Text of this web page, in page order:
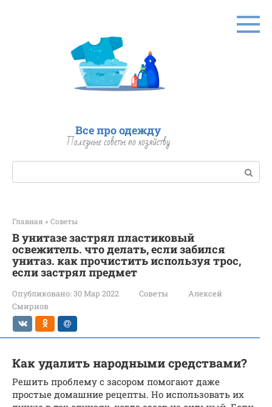
Все про одежду
Полезные советы по хозяйству
Поиск:
Главная » Советы
В унитазе застрял пластиковый
освежитель. что делать, если забился
унитаз. как прочистить используя трос,
если застрял предмет
Опубликовано: 30 Мар 2022 Советы
Алексей
Смирнов
Как удалить народными средствами?
Решить проблему с засором помогают даже
простые домашние рецепты. Но использовать их